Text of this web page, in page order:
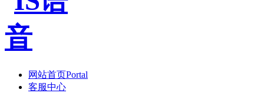
网站首页Portal
客服中心